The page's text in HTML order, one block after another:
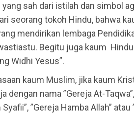
sah dari istilah dan simbol
seorang tokoh Hindu, bahwa
mendirikan lembaga
Begitu juga kaum
Widhi Yesus”.
kaum Muslim, jika kaum
dengan nama ”Gereja At-
”Gereja Hamba Allah”